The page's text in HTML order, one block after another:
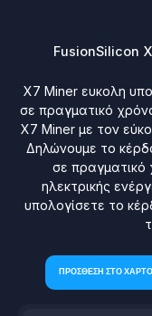
FusionSilicon
X7 Miner ευκολη
σε πραγματικό
X7 Miner με τον
Δηλώνουμε το
σε πραγματικό
ηλεκτρικής
υπολογίσετε το
ΠΡΟΣΘΕΣΗ ΣΤΟ